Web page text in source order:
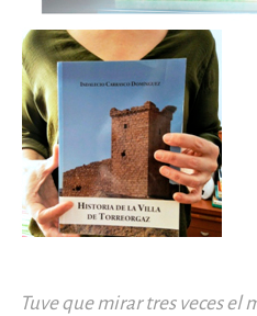
Tuve que mirar tres veces el